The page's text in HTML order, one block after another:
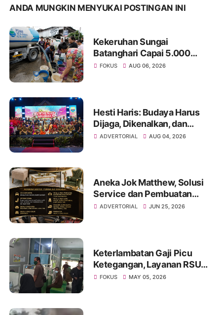
ANDA MUNGKIN MENYUKAI POSTINGAN INI
Kekeruhan Sungai
Batanghari Capai 5.000
NTU, Distribusi Air PDAM
FOKUS AUG 06, 2026
Hesti Haris: Budaya Harus
Dijaga, Dikenalkan, dan
Diwariskan
ADVERTORIAL AUG 04, 2026
Aneka Jok Matthew, Solusi
Service dan Pembuatan
Sofa hingga Interior Mobil di
ADVERTORIAL JUN 25, 2026
Keterlambatan Gaji Picu
Ketegangan, Layanan RSUD
Kolonel Abundjani Bangko
FOKUS MAY 05, 2026